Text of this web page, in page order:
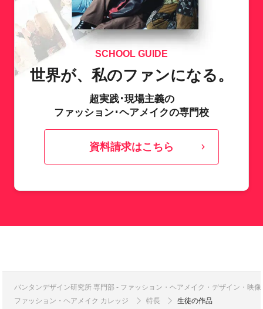
SCHOOL GUIDE
世界が、私のファンになる。
超実践･現場主義の
ファッション･ヘアメイクの専門校
資料請求はこちら
バンタンデザイン研究所 専門部 - ファッション・ヘアメイク・デザイン・映
ファッション・ヘアメイク カレッジ
特長 生徒の作品